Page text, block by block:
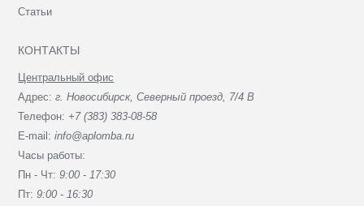
Статьи
КОНТАКТЫ
Центральный офис
Адрес:г. Новосибирск, Северный проезд, 7/4 В
Телефон: +7 (383) 383-08-58
E-mail:info@aplomba.ru
Часы работы:
Пн - Чт:9:00 - 17:30
Пт:9:00 - 16:30